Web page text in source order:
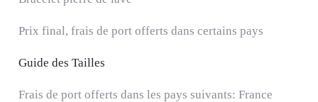
Prix final, frais de port offerts dans certains pays
Guide des Tailles
Frais de port offerts dans les pays suivants: France